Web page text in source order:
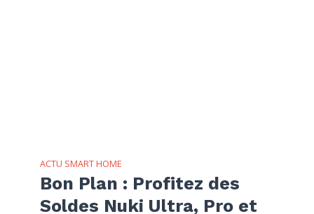
ACTU SMART HOME
Bon Plan : Profitez des
Soldes Nuki Ultra, Pro et